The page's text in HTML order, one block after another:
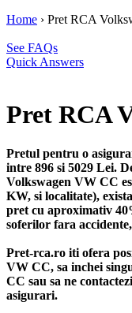
Home › Pret RCA
See FAQs
Quick Answers
Pret RCA
Pretul pentru o
intre 896 si 5029 Lei.
Volkswagen VW CC
KW, si localitate),
pret cu aproximativ
soferilor fara
Pret-rca.ro iti ofera
VW CC, sa inchei
CC sau sa ne
asigurari.